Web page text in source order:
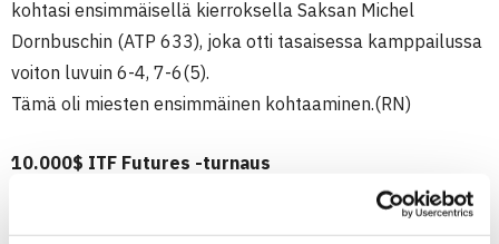
kohtasi ensimmäisellä kierroksella Saksan Michel
Dornbuschin (ATP 633), joka otti tasaisessa kamppailussa
voiton luvuin 6-4, 7-6(5).
Tämä oli miesten ensimmäinen kohtaaminen.(RN)
10.000$ ITF Futures -turnaus